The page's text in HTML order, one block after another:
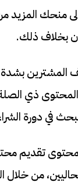
منحك المزيد
بخلاف ذلك.
المشترين
المحتوى ذي
في دورة
تقديم
من